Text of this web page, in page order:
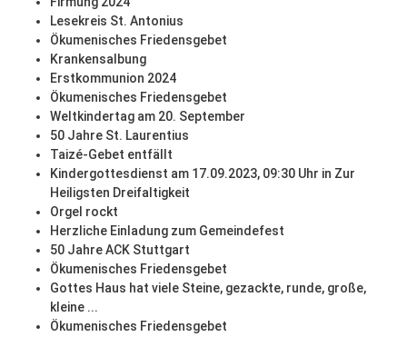
Lesekreis St. Antonius
Ökumenisches Friedensgebet
Krankensalbung
Erstkommunion 2024
Ökumenisches Friedensgebet
Weltkindertag am 20. September
50 Jahre St. Laurentius
Taizé-Gebet entfällt
Kindergottesdienst am 17.09.2023, 09:30 Uhr in Zur
Heiligsten Dreifaltigkeit
Orgel rockt
Herzliche Einladung zum Gemeindefest
50 Jahre ACK Stuttgart
Ökumenisches Friedensgebet
Gottes Haus hat viele Steine, gezackte, runde, große,
kleine ...
Ökumenisches Friedensgebet